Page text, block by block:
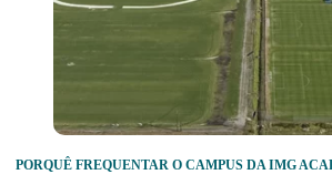
PORQUÊ FREQUENTAR O CAMPUS DA IMG